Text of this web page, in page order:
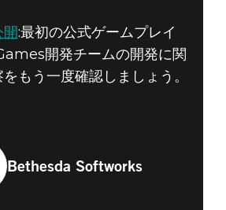
開:最初の公式ゲームプレイ
開発チームの開発に関
もう一度確認しましょう。
Bethesda Softworks